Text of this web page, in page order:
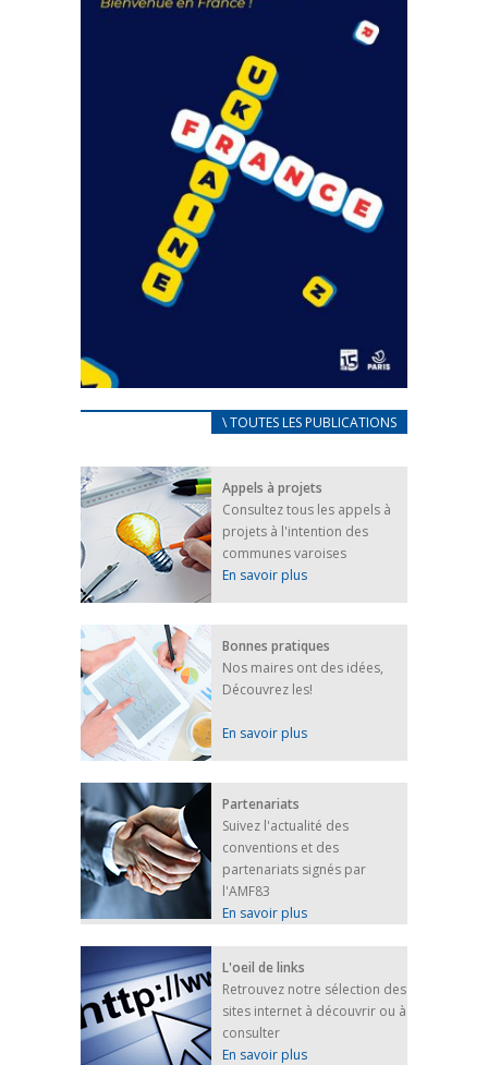
FEUILLETER
CARNET D’ACCUEIL
25 avril 2022
Afin d’accompagner au mieux les réfugiés
ukrainiens arrivés en France,...
FEUILLETER
\ TOUTES LES PUBLICATIONS
Appels à projets
Consultez tous les appels à
projets à l'intention des
communes varoises
En savoir plus
Bonnes pratiques
Nos maires ont des idées,
Découvrez les!
En savoir plus
Partenariats
Suivez l'actualité des
conventions et des
partenariats signés par
l'AMF83
En savoir plus
L'oeil de links
Retrouvez notre sélection des
sites internet à découvrir ou à
consulter
En savoir plus